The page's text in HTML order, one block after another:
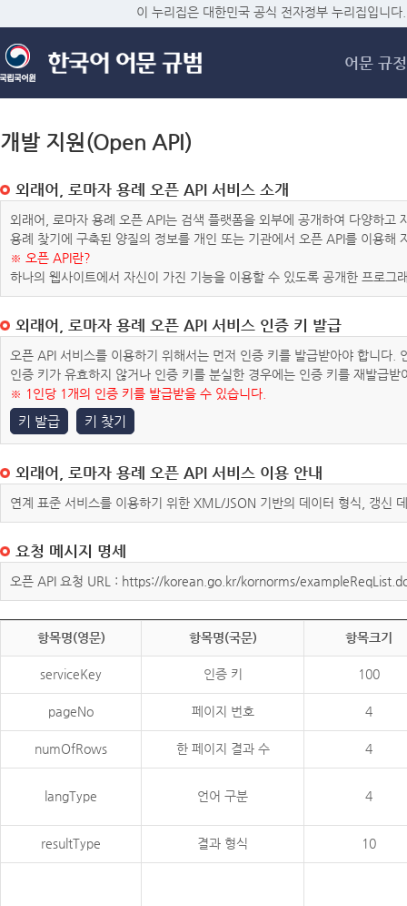
메
이 누리집은 대한민국 공식 전자정부 누리집입니다.
어문 규정
개발 지원(Open API)
외래어, 로마자 용례 오픈 API 서비스 소개
외래어, 로마자 용례 오픈 API는 검색 플랫폼을 외부에 공개하여 다양하
용례 찾기에 구축된 양질의 정보를 개인 또는 기관에서 오픈 API를 이용해
※ 오픈 API란?
하나의 웹사이트에서 자신이 가진 기능을 이용할 수 있도록 공개한 프로그
외래어, 로마자 용례 오픈 API 서비스 인증 키 발급
오픈 API 서비스를 이용하기 위해서는 먼저 인증 키를 발급받아야 합니다
인증 키가 유효하지 않거나 인증 키를 분실한 경우에는 인증 키를 재발급받
※ 1인당 1개의 인증 키를 발급받을 수 있습니다.
키 발급 키 찾기
외래어, 로마자 용례 오픈 API 서비스 이용 안내
연계 표준 서비스를 이용하기 위한 XML/JSON 기반의 데이터 형식, 갱신
요청 메시지 명세
오픈 API 요청 URL : https://korean.go.kr/kornorms/
항목명(영문) 항목명(국문) 항목크기
serviceKey 인증 키 100
pageNo 페이지 번호 4
numOfRows 한 페이지 결과 수 4
langType 언어 구분 4
resultType 결과 형식 10